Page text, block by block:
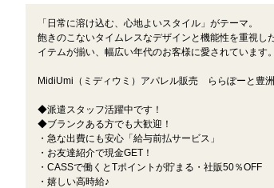
「日常に溶け込む、心地よいスタイル」がテーマ。
飽きのこないタイムレスなデザインと機能性を重視し
イテムが揃い、幅広い年代のお客様に愛されています。
MidiUmi（ミディウミ）アパレル販売 ららぽーと豊洲
◆派遣スタッフ活躍中です！
◆ブランクある方でも大歓迎！
・急な出費にも安心「給与前払サービス」
・お友達紹介で現金GET！
・CASSで働くとTポイントが貯まる・社販50％OFF
・嬉しい高時給♪